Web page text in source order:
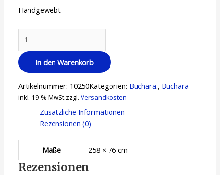
Handgewebt
In den Warenkorb
Artikelnummer: 10250Kategorien: Buchara., Buchara
inkl. 19 % MwSt.zzgl.Versandkosten
Zusätzliche Informationen
Rezensionen (0)
Maße 258 × 76 cm
Rezensionen